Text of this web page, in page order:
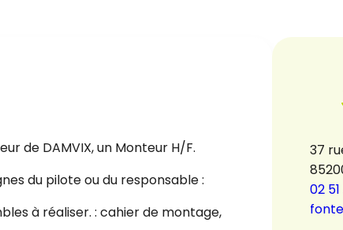
de DAMVIX, un Monteur H/F.
du pilote ou du responsable :
à réaliser. : cahier de montage,
37
02